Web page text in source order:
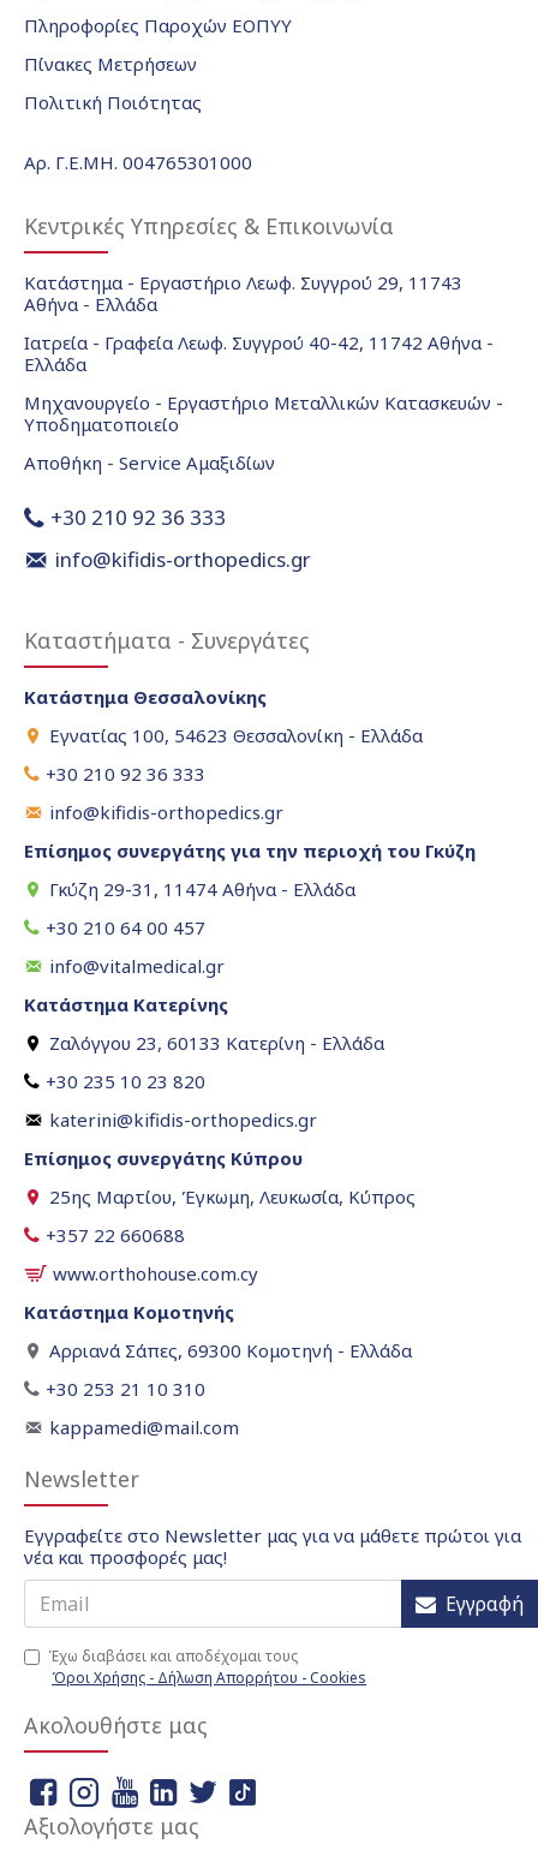
Πληροφορίες Παροχών ΕΟΠΥΥ
Πίνακες Μετρήσεων
Πολιτική Ποιότητας
Αρ. Γ.Ε.ΜΗ. 004765301000
Κεντρικές Υπηρεσίες & Επικοινωνία
Κατάστημα - Εργαστήριο Λεωφ. Συγγρού 29, 11743
Αθήνα - Ελλάδα
Ιατρεία - Γραφεία Λεωφ. Συγγρού 40-42, 11742 Αθήνα -
Ελλάδα
Μηχανουργείο - Εργαστήριο Μεταλλικών Κατασκευών -
Υποδηματοποιείο
Αποθήκη - Service Αμαξιδίων
+30 210 92 36 333
info@kifidis-orthopedics.gr
Καταστήματα - Συνεργάτες
Κατάστημα Θεσσαλονίκης
Εγνατίας 100, 54623 Θεσσαλονίκη - Ελλάδα
+30 210 92 36 333
info@kifidis-orthopedics.gr
Επίσημος συνεργάτης για την περιοχή του Γκύζη
Γκύζη 29-31, 11474 Αθήνα - Ελλάδα
+30 210 64 00 457
info@vitalmedical.gr
Κατάστημα Κατερίνης
Ζαλόγγου 23, 60133 Κατερίνη - Ελλάδα
+30 235 10 23 820
katerini@kifidis-orthopedics.gr
Επίσημος συνεργάτης Κύπρου
25ης Μαρτίου, Έγκωμη, Λευκωσία, Κύπρος
+357 22 660688
www.orthohouse.com.cy
Κατάστημα Κομοτηνής
Αρριανά Σάπες, 69300 Κομοτηνή - Ελλάδα
+30 253 21 10 310
kappamedi@mail.com
Newsletter
Εγγραφείτε στο Newsletter μας για να μάθετε πρώτοι για
νέα και προσφορές μας!
Εγγραφή
Έχω διαβάσει και αποδέχομαι τους
Όροι Χρήσης - Δήλωση Απορρήτου - Cookies
Ακολουθήστε μας
Αξιολογήστε μας